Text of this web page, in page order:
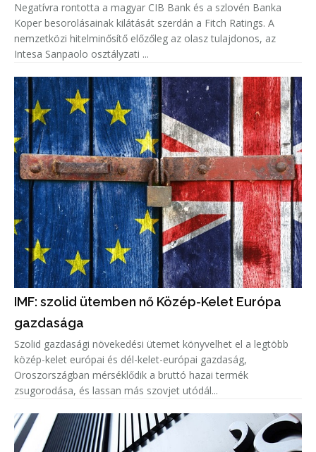
Negatívra rontotta a magyar CIB Bank és a szlovén Banka
Koper besorolásainak kilátását szerdán a Fitch Ratings. A
nemzetközi hitelminősítő előzőleg az olasz tulajdonos, az
Intesa Sanpaolo osztályzati ...
IMF: szolid ütemben nő Közép-Kelet Európa
gazdasága
Szolid gazdasági növekedési ütemet könyvelhet el a legtöbb
közép-kelet európai és dél-kelet-európai gazdaság,
Oroszországban mérséklődik a bruttó hazai termék
zsugorodása, és lassan más szovjet utódál...